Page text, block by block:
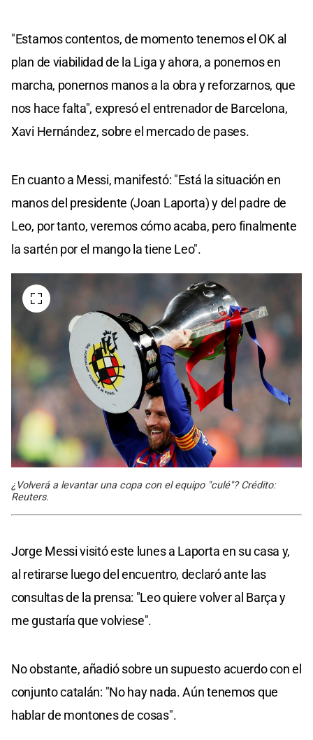
"Estamos contentos, de momento tenemos el OK al
plan de viabilidad de la Liga y ahora, a ponernos en
marcha, ponernos manos a la obra y reforzarnos, que
nos hace falta", expresó el entrenador de Barcelona,
Xavi Hernández, sobre el mercado de pases.
En cuanto a Messi, manifestó: "Está la situación en
manos del presidente (Joan Laporta) y del padre de
Leo, por tanto, veremos cómo acaba, pero finalmente
la sartén por el mango la tiene Leo".
¿Volverá a levantar una copa con el equipo "culé"? Crédito:
Reuters.
Jorge Messi visitó este lunes a Laporta en su casa y,
al retirarse luego del encuentro, declaró ante las
consultas de la prensa: "Leo quiere volver al Barça y
me gustaría que volviese".
No obstante, añadió sobre un supuesto acuerdo con el
conjunto catalán: "No hay nada. Aún tenemos que
hablar de montones de cosas".